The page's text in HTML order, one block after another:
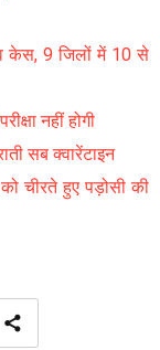
केस, 9 जिलों में 10 से
नहीं होगी
सब क्वारेंटाइन
चीरते हुए पड़ोसी की